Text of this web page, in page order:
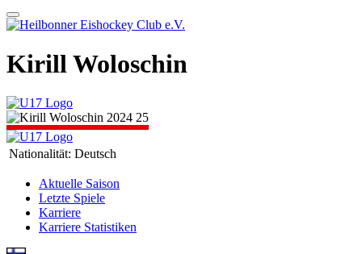
Kirill Woloschin
Nationalität: Deutsch
Aktuelle Saison
Letzte Spiele
Karriere
Karriere Statistiken